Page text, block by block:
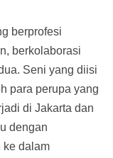
berprofesi
berkolaborasi
Seni yang diisi
para perupa yang
di Jakarta dan
dengan
ke dalam